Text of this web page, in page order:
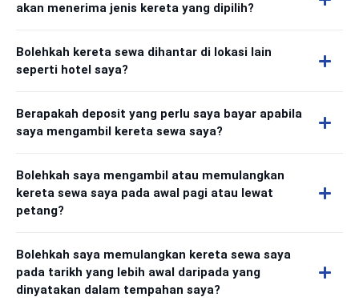
akan menerima jenis kereta yang dipilih?
Bolehkah kereta sewa dihantar di lokasi lain
seperti hotel saya?
Berapakah deposit yang perlu saya bayar apabila
saya mengambil kereta sewa saya?
Bolehkah saya mengambil atau memulangkan
kereta sewa saya pada awal pagi atau lewat
petang?
Bolehkah saya memulangkan kereta sewa saya
pada tarikh yang lebih awal daripada yang
dinyatakan dalam tempahan saya?